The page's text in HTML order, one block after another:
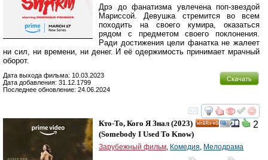
Дрэ до фанатизма увлечена поп-звездой
Мариссой. Девушка стремится во всем
походить на своего кумира, оказаться
рядом с предметом своего поклонения.
Ради достижения цели фанатка не жалеет
ни сил, ни времени, ни денег. И её одержимость принимает мрачный
оборот.
Скачать
Дата выхода фильма: 10.03.2023
Дата добавления: 31.12.1799
Последнее обновление: 24.06.2024
смотреть
2
Кто-То, Кого Я Знал (2023)
(Somebody I Used To Know)
Зарубежный фильм, Комедия, Мелодрама